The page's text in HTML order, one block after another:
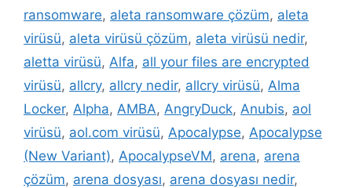
ransomware, aleta ransomware çözüm, aleta
virüsü, aleta virüsü çözüm, aleta virüsü nedir,
aletta virüsü, Alfa, all your files are encrypted
virüsü, allcry, allcry nedir, allcry virüsü, Alma
Locker, Alpha, AMBA, AngryDuck, Anubis, aol
virüsü, aol.com virüsü, Apocalypse, Apocalypse
(New Variant), ApocalypseVM, arena, arena
çözüm, arena dosyası, arena dosyası nedir,